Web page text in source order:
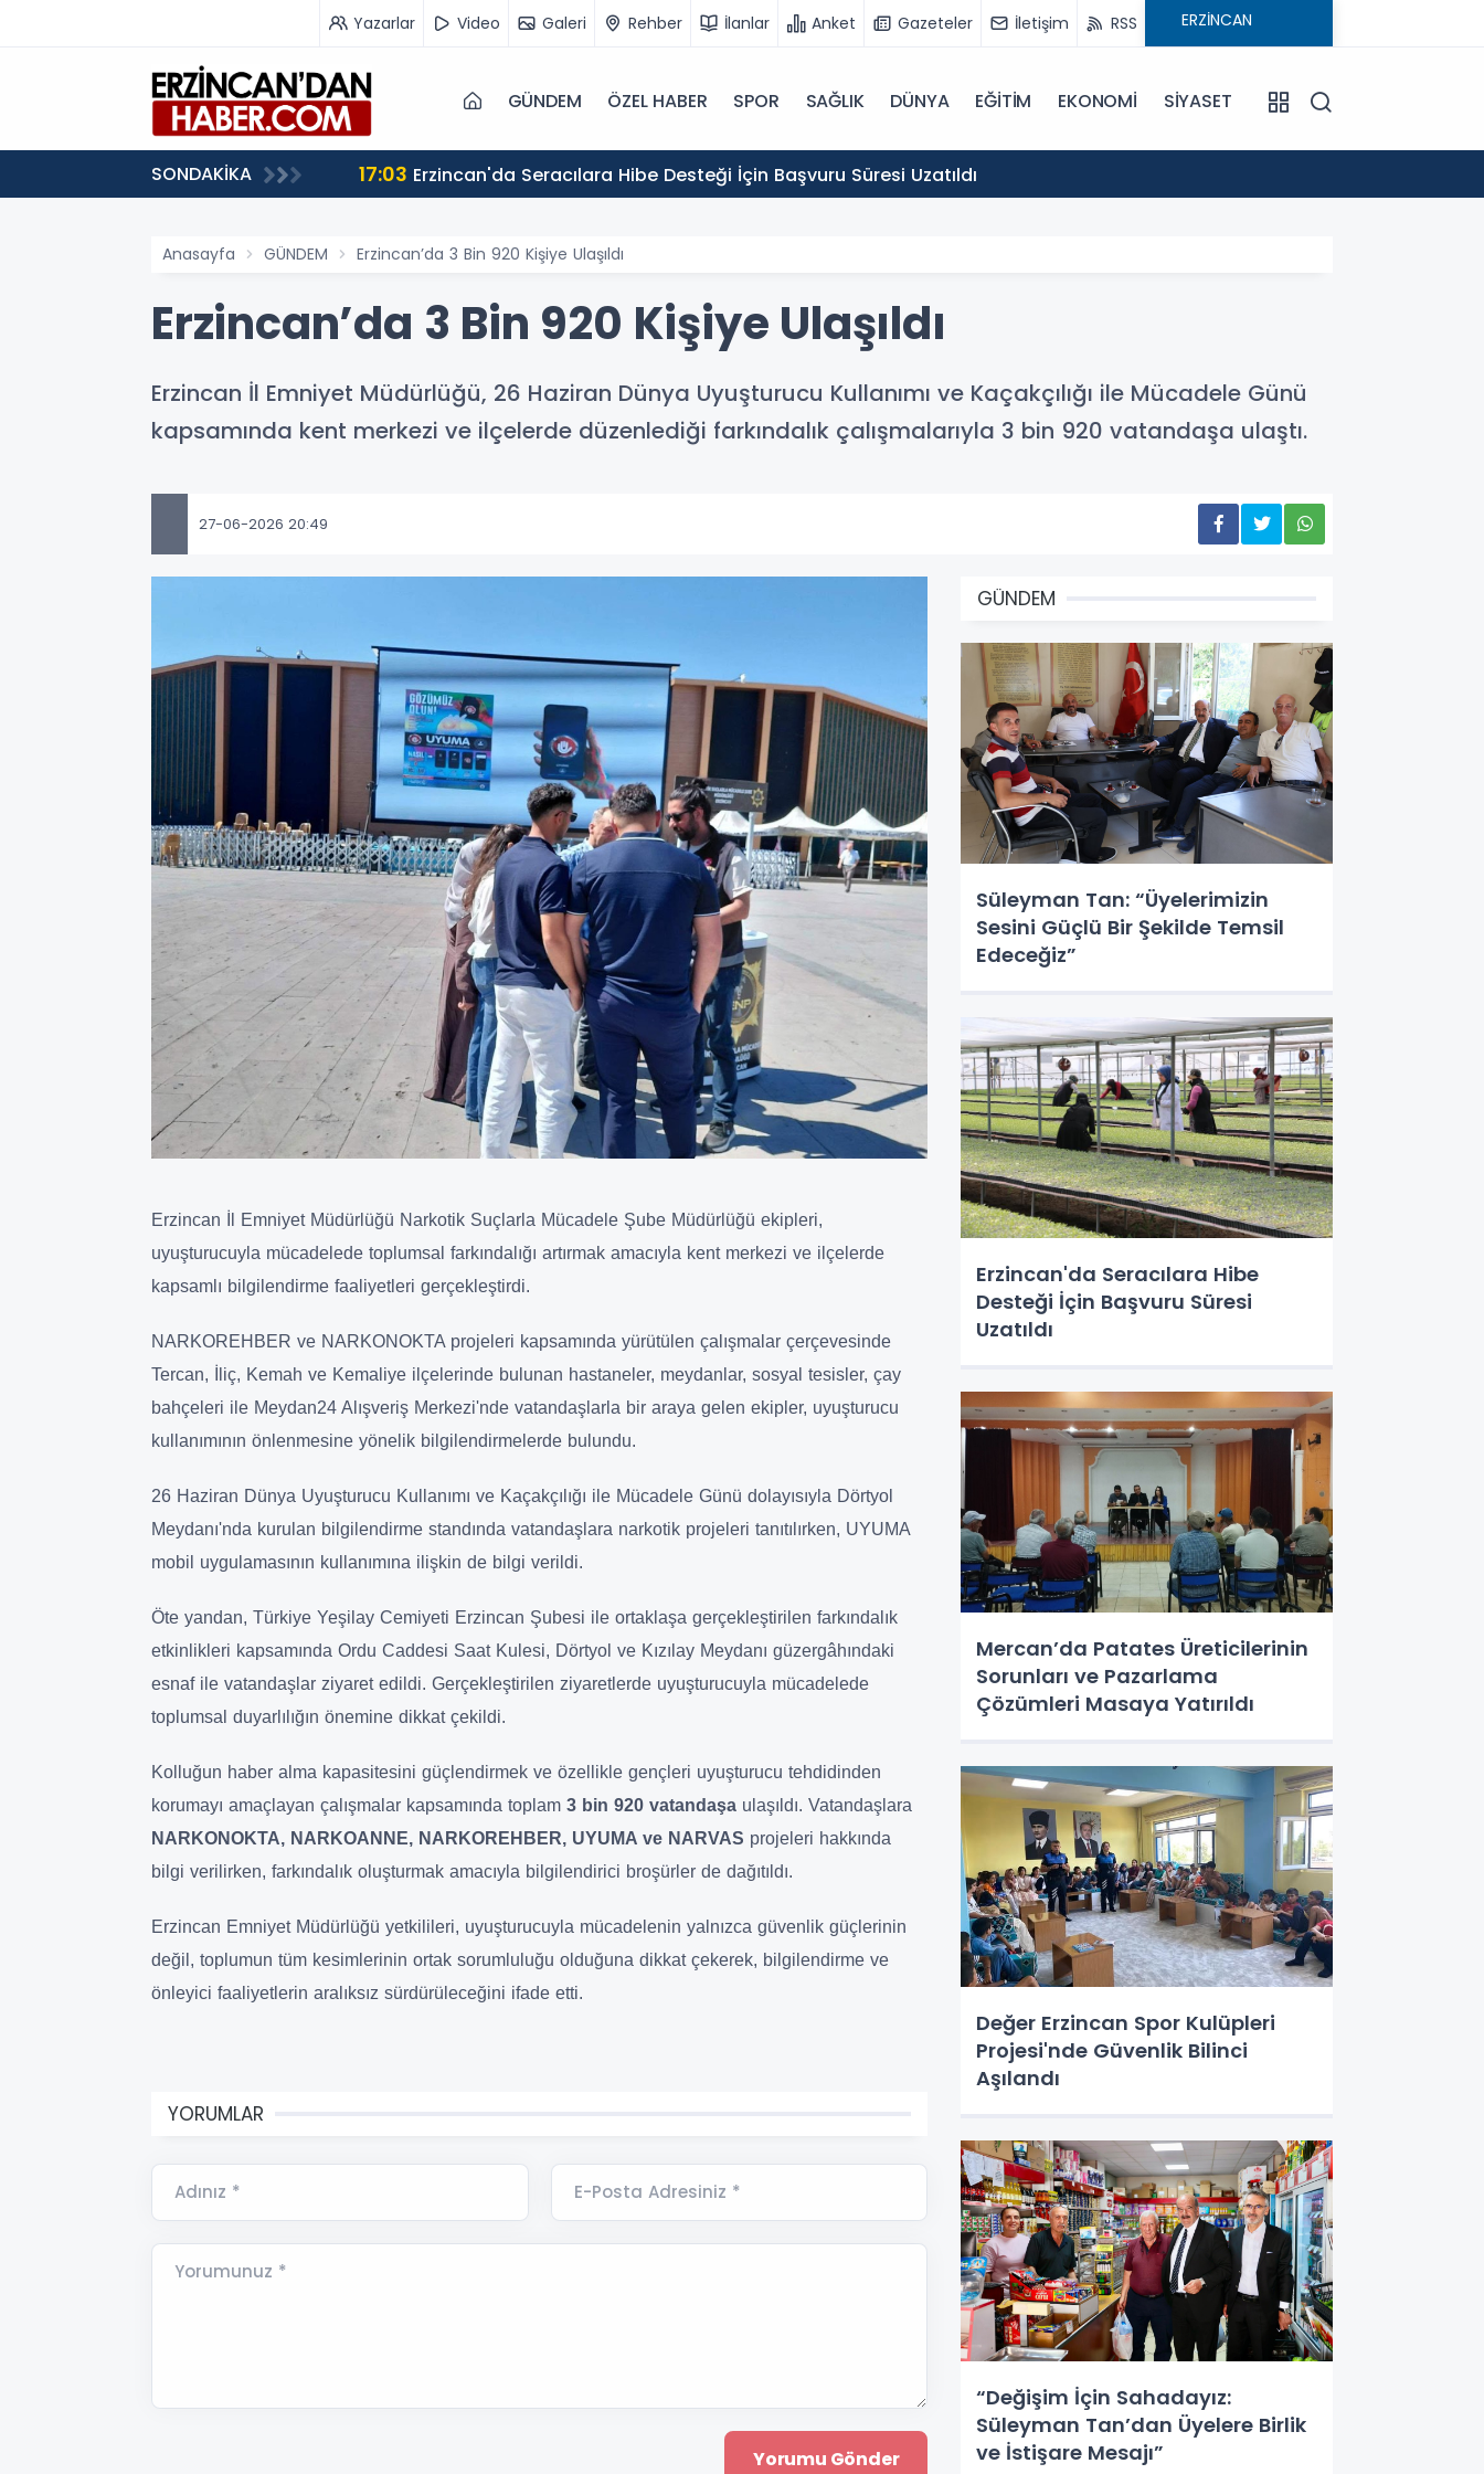
Yazarlar Video Galeri Rehber İlanlar Anket Gazeteler İletişim RSS
GÜNDEM ÖZEL HABER SPOR SAĞLIK DÜNYA EĞİTİM EKONOMİ SİYASET
SONDAKİKA 17:03 Erzincan'da Seracılara Hibe Desteği İçin Başvuru Süresi Uzatıldı
Anasayfa GÜNDEM Erzincan’da 3 Bin 920 Kişiye Ulaşıldı
Erzincan’da 3 Bin 920 Kişiye Ulaşıldı
Erzincan İl Emniyet Müdürlüğü, 26 Haziran Dünya Uyuşturucu Kullanımı ve Kaçakçılığı ile Mücadele Günü
kapsamında kent merkezi ve ilçelerde düzenlediği farkındalık çalışmalarıyla 3 bin 920 vatandaşa ulaştı.
27-06-2026 20:49
Erzincan İl Emniyet Müdürlüğü Narkotik Suçlarla Mücadele Şube Müdürlüğü ekipleri,
uyuşturucuyla mücadelede toplumsal farkındalığı artırmak amacıyla kent merkezi ve ilçelerde
kapsamlı bilgilendirme faaliyetleri gerçekleştirdi.
NARKOREHBER ve NARKONOKTA projeleri kapsamında yürütülen çalışmalar çerçevesinde
Tercan, İliç, Kemah ve Kemaliye ilçelerinde bulunan hastaneler, meydanlar, sosyal tesisler, çay
bahçeleri ile Meydan24 Alışveriş Merkezi'nde vatandaşlarla bir araya gelen ekipler, uyuşturucu
kullanımının önlenmesine yönelik bilgilendirmelerde bulundu.
26 Haziran Dünya Uyuşturucu Kullanımı ve Kaçakçılığı ile Mücadele Günü dolayısıyla Dörtyol
Meydanı'nda kurulan bilgilendirme standında vatandaşlara narkotik projeleri tanıtılırken, UYUMA
mobil uygulamasının kullanımına ilişkin de bilgi verildi.
Öte yandan, Türkiye Yeşilay Cemiyeti Erzincan Şubesi ile ortaklaşa gerçekleştirilen farkındalık
etkinlikleri kapsamında Ordu Caddesi Saat Kulesi, Dörtyol ve Kızılay Meydanı güzergâhındaki
esnaf ile vatandaşlar ziyaret edildi. Gerçekleştirilen ziyaretlerde uyuşturucuyla mücadelede
toplumsal duyarlılığın önemine dikkat çekildi.
Kolluğun haber alma kapasitesini güçlendirmek ve özellikle gençleri uyuşturucu tehdidinden
korumayı amaçlayan çalışmalar kapsamında toplam 3 bin 920 vatandaşa ulaşıldı. Vatandaşlara
NARKONOKTA, NARKOANNE, NARKOREHBER, UYUMA ve NARVAS projeleri hakkında
bilgi verilirken, farkındalık oluşturmak amacıyla bilgilendirici broşürler de dağıtıldı.
Erzincan Emniyet Müdürlüğü yetkilileri, uyuşturucuyla mücadelenin yalnızca güvenlik güçlerinin
değil, toplumun tüm kesimlerinin ortak sorumluluğu olduğuna dikkat çekerek, bilgilendirme ve
önleyici faaliyetlerin aralıksız sürdürüleceğini ifade etti.
YORUMLAR
Adınız * E-Posta Adresiniz *
Yorumunuz *
GÜNDEM
Süleyman Tan: “Üyelerimizin
Sesini Güçlü Bir Şekilde Temsil
Edeceğiz”
Erzincan'da Seracılara Hibe
Desteği İçin Başvuru Süresi
Uzatıldı
Mercan’da Patates Üreticilerinin
Sorunları ve Pazarlama
Çözümleri Masaya Yatırıldı
Değer Erzincan Spor Kulüpleri
Projesi'nde Güvenlik Bilinci
Aşılandı
“Değişim İçin Sahadayız:
Süleyman Tan’dan Üyelere Birlik
ve İstişare Mesajı”